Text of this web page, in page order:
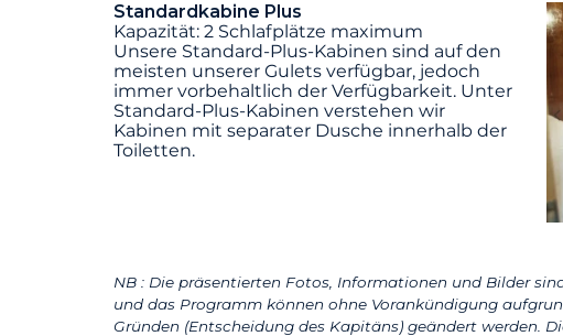
Standardkabine Plus
Kapazität: 2 Schlafplätze maximum
Unsere Standard-Plus-Kabinen sind auf den
meisten unserer Gulets verfügbar, jedoch
immer vorbehaltlich der Verfügbarkeit. Unter
Standard-Plus-Kabinen verstehen wir
Kabinen mit separater Dusche innerhalb der
Toiletten.
NB : Die präsentierten Fotos, Informationen und Bilder
und das Programm können ohne Vorankündigung
Gründen (Entscheidung des Kapitäns) geändert werden.